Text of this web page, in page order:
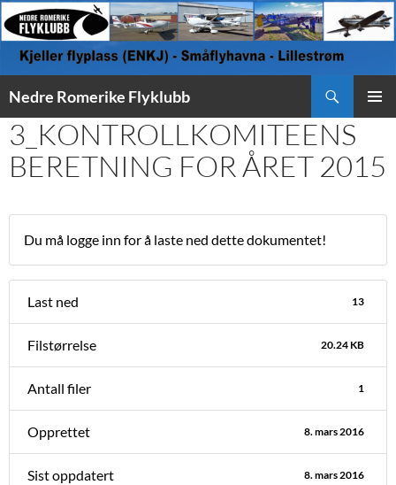
Nedre Romerike Flyklubb
TIL
INNHOLD
3_KONTROLLKOMITEENS
BERETNING FOR ÅRET 2015
Du må logge inn for å laste ned dette dokumentet!
Last ned 13
Filstørrelse 20.24 KB
Antall filer 1
Opprettet 8. mars 2016
Sist oppdatert 8. mars 2016